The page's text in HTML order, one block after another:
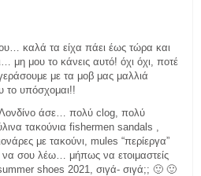
καλά τα είχα πάει έως τώρα και
μη μου το κάνεις αυτό! όχι όχι, ποτέ
με τα μοβ μας μαλλιά
το υπόσχομαι!!
Λονδίνο άσε… πολύ clog, πολύ
τακούνια fishermen sandals ,
με τακούνι, mules “περίεργα”
να σου λέω… μήπως να ετοιμαστείς
shoes 2021, σιγά- σιγά;; 🙂 🙂